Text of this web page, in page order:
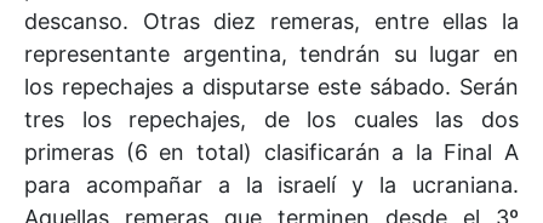
descanso. Otras diez remeras, entre ellas la
representante argentina, tendrán su lugar en
los repechajes a disputarse este sábado. Serán
tres los repechajes, de los cuales las dos
primeras (6 en total) clasificarán a la Final A
para acompañar a la israelí y la ucraniana.
Aquellas remeras que terminen desde el 3º